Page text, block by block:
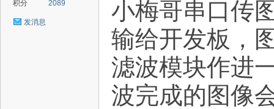
积分 2089
发消息
小梅哥串口传
输给开发板，
滤波模块作进
波完成的图像